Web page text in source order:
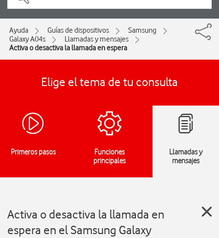
Ayuda Guías de dispositivos
Samsung
Galaxy A04s
Llamadas y mensajes
Activa o desactiva la llamada en espera
Elige el tema de tu consulta
Primeros pasos
Funciones
principales
Llamadas y
mensajes
Activa o desactiva la llamada en
espera en el Samsung Galaxy